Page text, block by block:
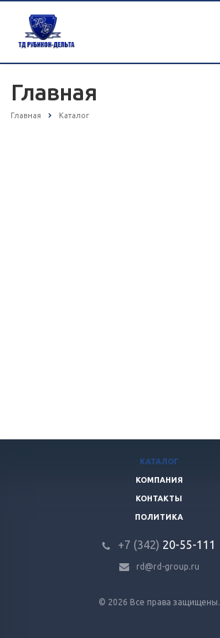
Главная
Главная Каталог
© 2026 Все права защищены.
КАТАЛОГ
КОМПАНИЯ
КОНТАКТЫ
ПОЛИТИКА
+7 (342) 20-55-111
rd@rd-group.ru